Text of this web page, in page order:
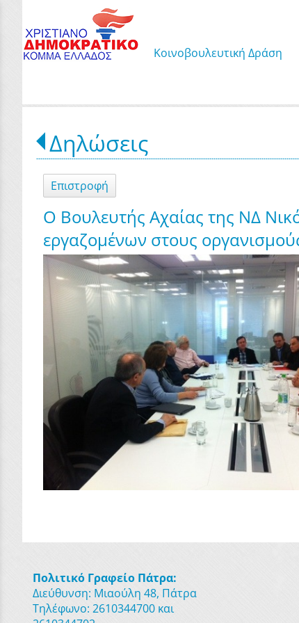
Κοινοβουλευτική Δράση
Δηλώσεις
Επιστροφή
Ο Βουλευτής Αχαίας της ΝΔ
εργαζομένων στους
Πολιτικό Γραφείο Πάτρα:
Διεύθυνση: Μιαούλη 48, Πάτρα
Τηλέφωνο: 2610344700 και